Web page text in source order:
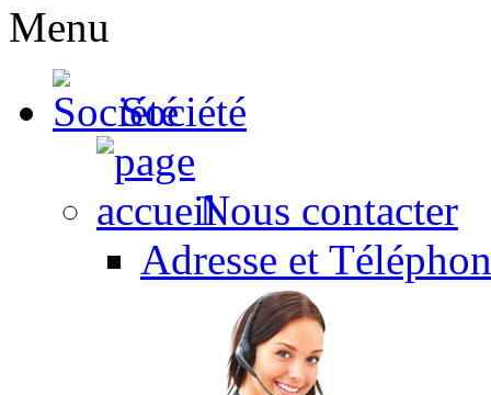
Menu
Société
Nous contacter
Adresse et